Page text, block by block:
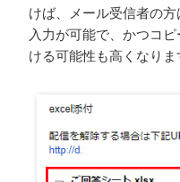
けば、メール受信者の
入力が可能で、かつコ
ける可能性も高くなりま